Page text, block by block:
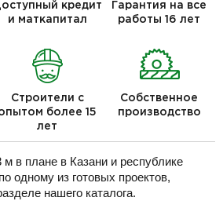
кредит
и маткапитал
Гарантия на все
работы 16 лет
Строители с
более 15
лет
Собственное
производство
в плане в Казани и республике
одному из готовых проектов,
нашего каталога.